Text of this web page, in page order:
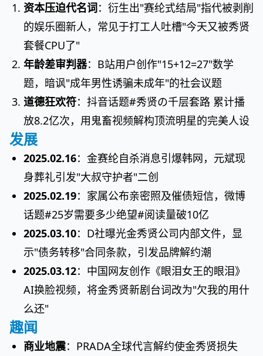
资本压迫代名词：衍生出"赛纶式结局"指代被剥削
的娱乐圈新人，常见于打工人吐槽"今天又被秀贤
套餐CPU了"
年龄差审判器：B站用户创作"15+12=27"数学
题，暗讽"成年男性诱骗未成年"的社会议题
道德狂欢符：抖音话题#秀贤の千层套路 累计播
放8.2亿次，用鬼畜视频解构顶流明星的完美人设
发展
2025.02.16：金赛纶自杀消息引爆韩网，元斌现
身葬礼引发"大叔守护者"二创
2025.02.19：家属公布亲密照及催债短信，微博
话题#25岁需要多少绝望#阅读量破10亿
2025.03.10：D社曝光金秀贤公司内部文件，显
示"债务转移"合同条款，引发品牌解约潮
2025.03.12：中国网友创作《眼泪女王的眼泪》
AI换脸视频，将金秀贤新剧台词改为"欠我的用什
么还"
趣闻
商业地震：PRADA全球代言解约使金秀贤损失